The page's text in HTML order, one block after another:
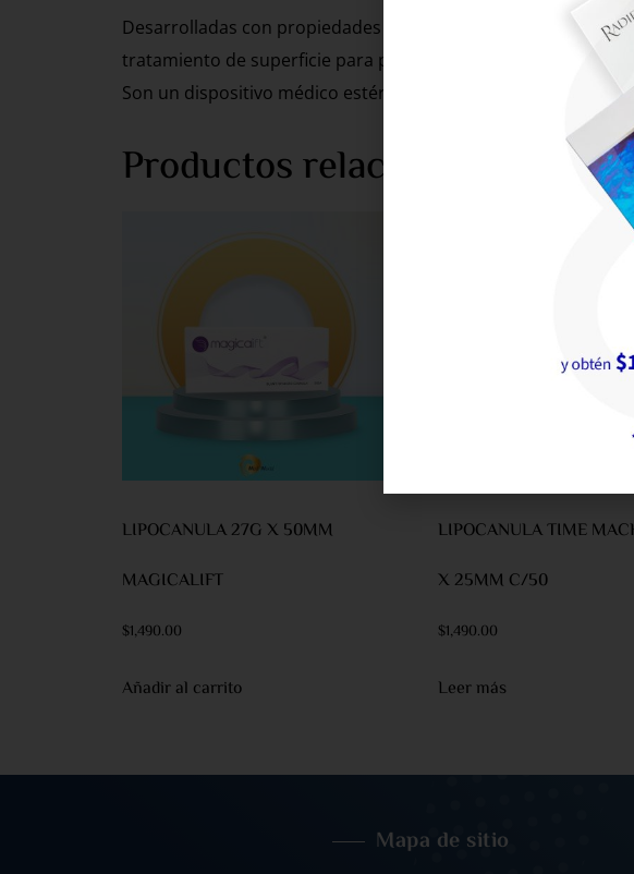
Desarrolladas con propiedades únicas, como la graduación
tratamiento de superficie para permitir un deslizamiento
Son un dispositivo médico estéril de un solo uso diseñado
Productos relacionados
LIPOCANULA 27G X 50MM
MAGICALIFT
$1,490.00
Añadir al carrito
LIPOCANULA TIME
X 25MM C/50
$1,490.00
Leer más
Mapa de sitio